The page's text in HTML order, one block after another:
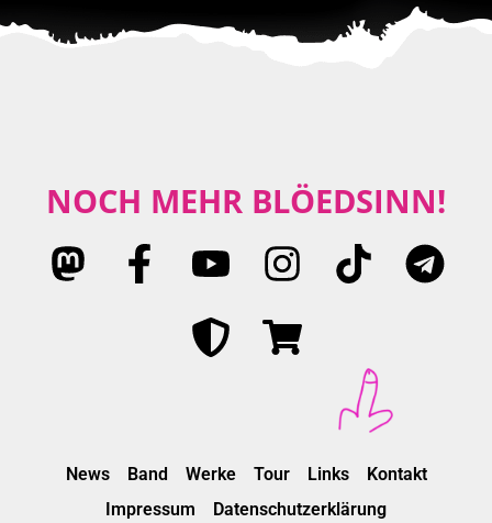
NOCH MEHR BLÖEDSINN!
News Band Werke Tour Links
Kontakt
Impressum
Datenschutzerklärung